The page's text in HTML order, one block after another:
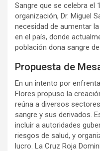
Sangre que se celebra el
organización, Dr. Miguel
necesidad de aumentar
en el país, donde
población dona sangre
Propuesta de
En un intento por
Flores propuso la
reúna a diversos
sangre y sus derivados.
incluir a autoridades
riesgos de salud, y
lucro. La Cruz Roja